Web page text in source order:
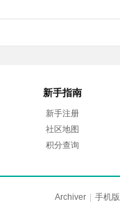
新手指南
新手注册
社区地图
积分查询
Archiver 手机版